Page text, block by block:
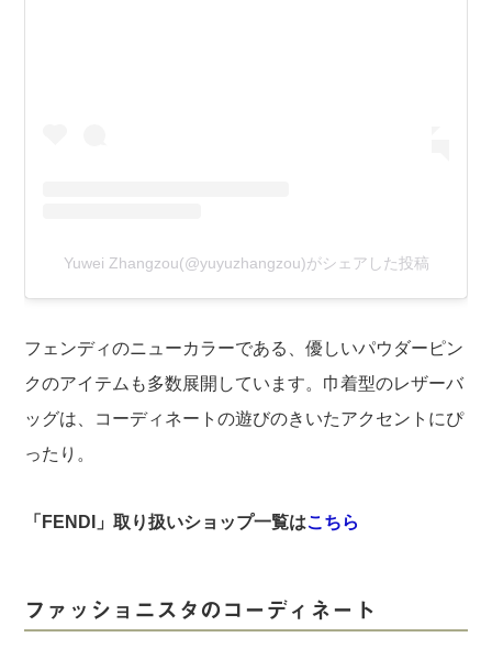
Yuwei Zhangzou(@yuyuzhangzou)がシェアした投稿
フェンディのニューカラーである、優しいパウダーピン
クのアイテムも多数展開しています。巾着型のレザーバ
ッグは、コーディネートの遊びのきいたアクセントにぴ
ったり。
「FENDI」取り扱いショップ一覧はこちら
ファッショニスタのコーディネート